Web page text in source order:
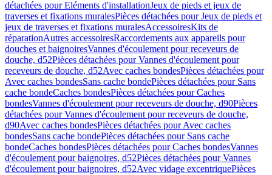
détachées pour Eléments d'installationJeux de pieds et jeux de
traverses et fixations muralesPièces détachées pour Jeux de pieds et
jeux de traverses et fixations muralesAccessoiresKits de
réparationAutres accessoiresRaccordements aux appareils pour
douches et baignoiresVannes d'écoulement pour receveurs de
douche, d52Pièces détachées pour Vannes d'écoulement pour
receveurs de douche, d52Avec caches bondesPièces détachées pour
Avec caches bondesSans cache bondePièces détachées pour Sans
cache bondeCaches bondesPièces détachées pour Caches
bondesVannes d'écoulement pour receveurs de douche, d90Pièces
détachées pour Vannes d'écoulement pour receveurs de douche,
d90Avec caches bondesPièces détachées pour Avec caches
bondesSans cache bondePièces détachées pour Sans cache
bondeCaches bondesPièces détachées pour Caches bondesVannes
d'écoulement pour baignoires, d52Pièces détachées pour Vannes
d'écoulement pour baignoires, d52Avec vidage excentriquePièces